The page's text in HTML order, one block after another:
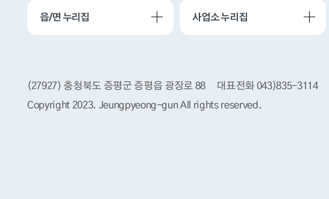
읍/면 누리집 사업소 누리집
(27927) 충청북도 증평군 증평읍 광장로 88 대표전화 043)835-3114
Copyright 2023. Jeungpyeong-gunAll rights reserved.